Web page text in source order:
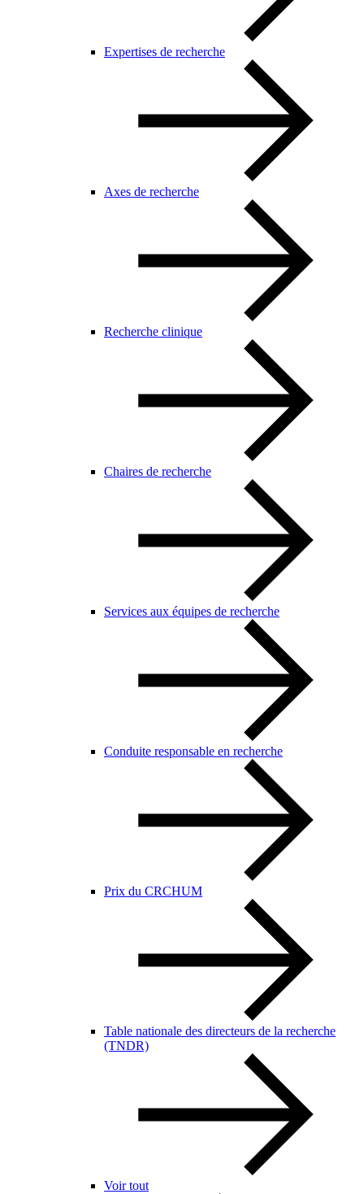
Expertises de recherche
Axes de recherche
Recherche clinique
Chaires de recherche
Services aux équipes de recherche
Conduite responsable en recherche
Prix du CRCHUM
Table nationale des directeurs de la recherche
(TNDR)
Voir tout